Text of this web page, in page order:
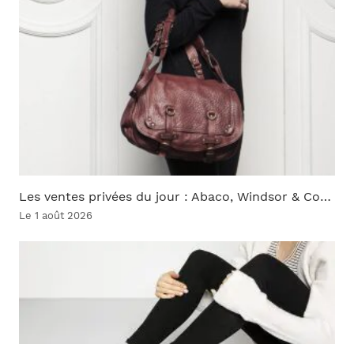
Les ventes privées du jour : Abaco, Windsor & Co…
Le 1 août 2026